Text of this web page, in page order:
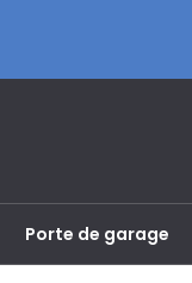
Porte de garage